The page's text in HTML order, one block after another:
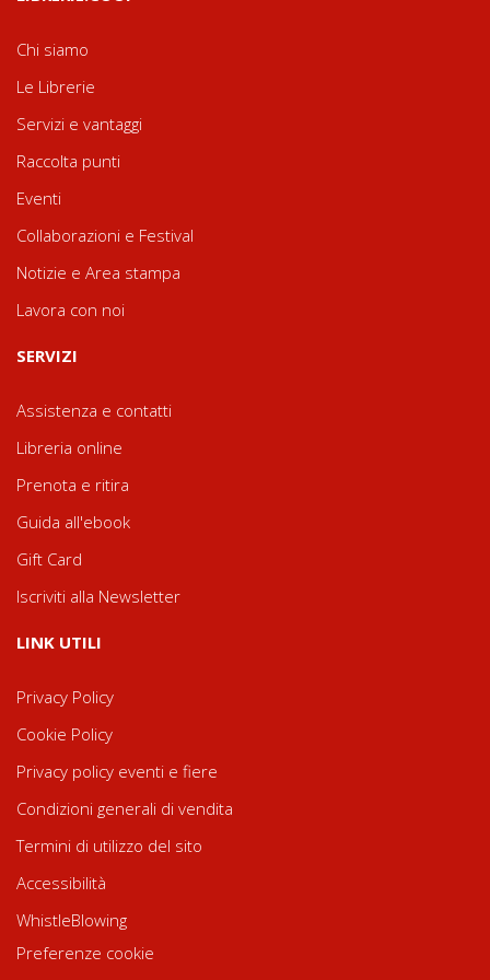
Chi siamo
Le Librerie
Servizi e vantaggi
Raccolta punti
Eventi
Collaborazioni e Festival
Notizie e Area stampa
Lavora con noi
SERVIZI
Assistenza e contatti
Libreria online
Prenota e ritira
Guida all'ebook
Gift Card
Iscriviti alla Newsletter
LINK UTILI
Privacy Policy
Cookie Policy
Privacy policy eventi e fiere
Condizioni generali di vendita
Termini di utilizzo del sito
Accessibilità
WhistleBlowing
Preferenze cookie